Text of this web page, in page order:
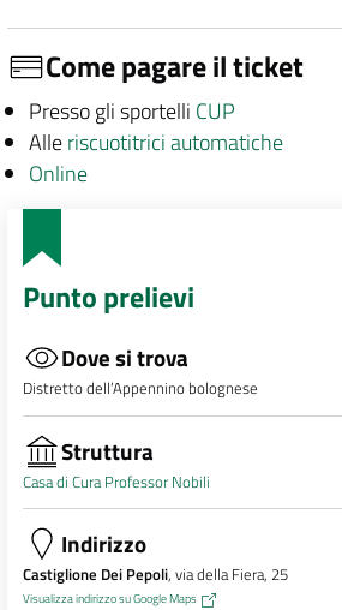
Come pagare il ticket
Presso gli sportelli CUP
Alleriscuotitrici automatiche
Online
Punto prelievi
Dove si trova
Distretto dell’Appennino bolognese
Struttura
Casa di Cura Professor Nobili
Indirizzo
Castiglione Dei Pepoli, via della Fiera, 25
Visualizza indirizzo su Google Maps